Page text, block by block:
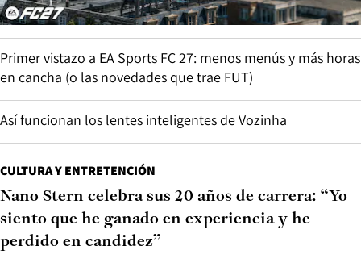
Primer vistazo a EA Sports FC 27: menos menús y más horas
en cancha (o las novedades que trae FUT)
Así funcionan los lentes inteligentes de Vozinha
CULTURA Y ENTRETENCIÓN
Nano Stern celebra sus 20 años de carrera: “Yo
siento que he ganado en experiencia y he
perdido en candidez”